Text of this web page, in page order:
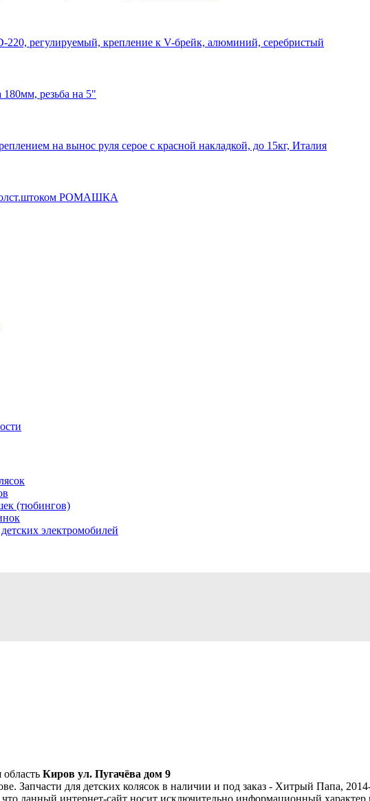
регулируемый, крепление к V-брейк, алюминий, серебристый
резьба на 5"
на вынос руля серое с красной накладкой, до 15кг, Италия
РОМАШКА
(тюбингов)
электромобилей
Киров ул. Пугачёва дом 9
Запчасти для детских колясок в наличии и под заказ - Хитрый Папа,
данный интернет-сайт носит исключительно информационный характер